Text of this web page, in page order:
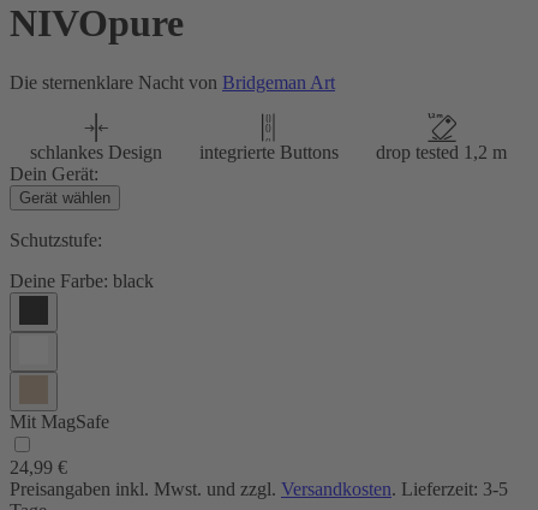
NIVOpure
Die sternenklare Nacht von Bridgeman Art
schlankes Design integrierte Buttons
drop tested 1,2 m
Dein Gerät:
Gerät wählen
Schutzstufe:
Deine Farbe: black
Mit MagSafe
24,99 €
Preisangaben inkl. Mwst. und zzgl. Versandkosten. Lieferzeit: 3-5